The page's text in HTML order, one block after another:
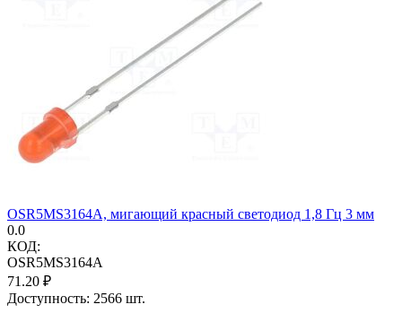
OSR5MS3164A, мигающий красный светодиод 1,8 Гц 3 мм
0.0
КОД:
OSR5MS3164A
71.20 ₽
Доступность: 2566 шт.